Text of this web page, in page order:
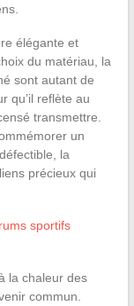
élégante et
du matériau, la
sont autant de
qu’il reflète au
transmettre.
un
la
précieux qui
sportifs
la chaleur des
commun.